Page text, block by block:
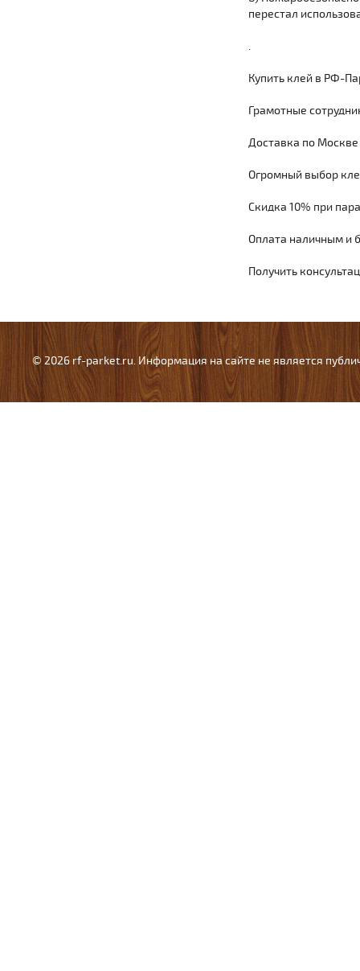
перестал
.
Купить клей в РФ-
Грамотные
Доставка по Москве
Огромный выбор
Скидка 10% при
Оплата наличным и
Получить
© 2026 rf-parket.ru. Информация на сайте не является